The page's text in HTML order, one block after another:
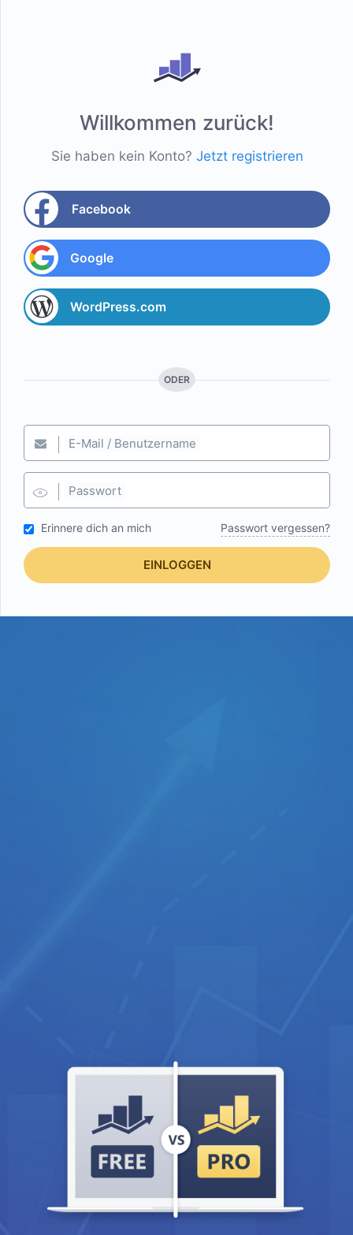
Willkommen zurück!
Sie haben kein Konto? Jetzt registrieren
Facebook
Google
WordPress.com
ODER
E-Mail / Benutzername
Passwort
Erinnere dich an mich Passwort vergessen?
EINLOGGEN